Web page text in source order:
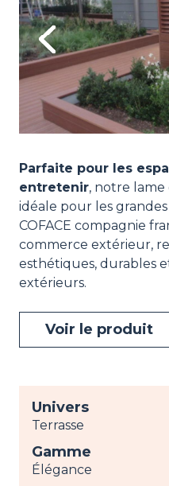
Previous
Parfaite pour les
entretenir, notre lame
idéale pour les
COFACE compagnie
commerce extérieur,
esthétiques, durables
extérieurs.
Voir le produit
Univers
Terrasse
Gamme
Élégance